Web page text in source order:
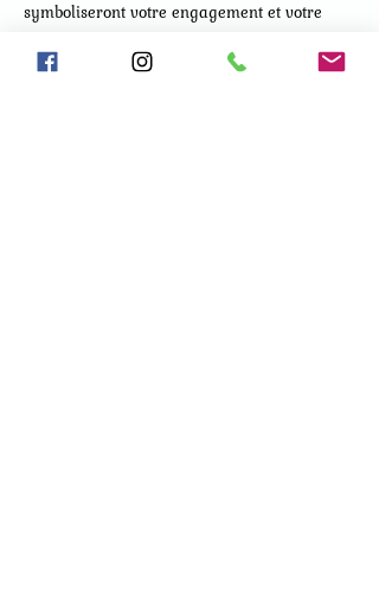
symboliseront votre engagement et votre